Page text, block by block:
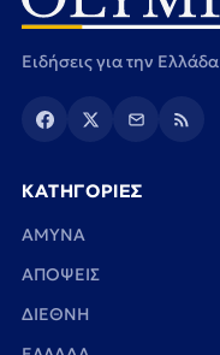
Ειδήσεις για την
ΚΑΤΗΓΟΡΙΕΣ
ΑΜΥΝΑ
ΑΠΟΨΕΙΣ
ΔΙΕΘΝΗ